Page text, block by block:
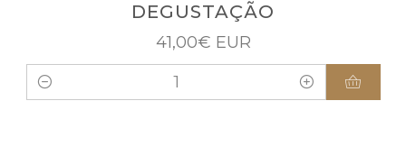
DEGUSTAÇÃO
41,00€ EUR
Quantity